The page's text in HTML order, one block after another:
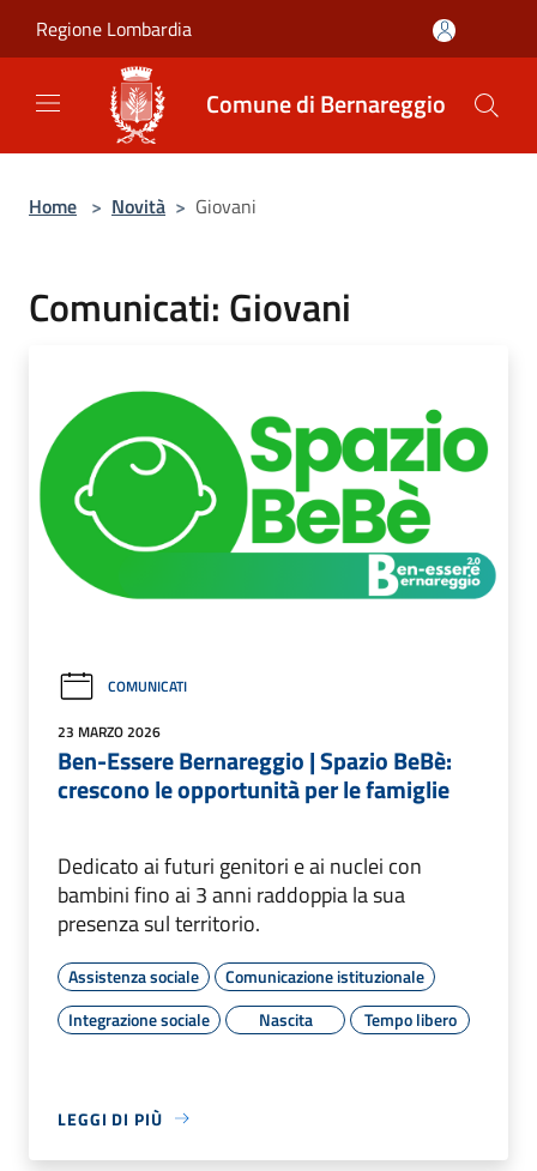
Regione Lombardia
Comune di Bernareggio
Home > Novità > Giovani
Comunicati: Giovani
COMUNICATI
23 MARZO 2026
Ben-Essere Bernareggio | Spazio BeBè:
crescono le opportunità per le famiglie
Dedicato ai futuri genitori e ai nuclei con
bambini fino ai 3 anni raddoppia la sua
presenza sul territorio.
Assistenza sociale
Comunicazione istituzionale
Integrazione sociale
Nascita Tempo libero
LEGGI DI PIÙ